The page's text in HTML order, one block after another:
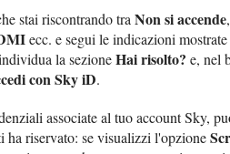
stai riscontrando tra Non si accende,
ecc. e segui le indicazioni
la sezioneHai risolto? e, nel
con Sky iD.
associate al tuo account Sky,
riservato: se visualizzi l'opzione